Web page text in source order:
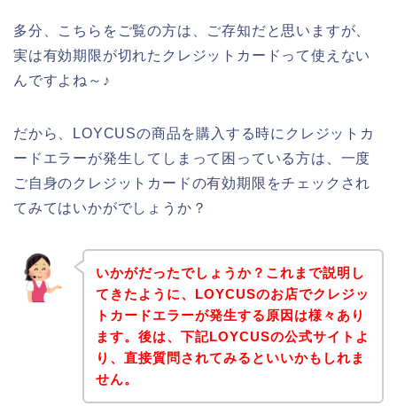
多分、こちらをご覧の方は、ご存知だと思いますが、
実は有効期限が切れたクレジットカードって使えない
んですよね～♪
だから、LOYCUSの商品を購入する時にクレジットカ
ードエラーが発生してしまって困っている方は、一度
ご自身のクレジットカードの有効期限をチェックされ
てみてはいかがでしょうか？
いかがだったでしょうか？これまで説明し
てきたように、LOYCUSのお店でクレジッ
トカードエラーが発生する原因は様々あり
ます。後は、下記LOYCUSの公式サイトよ
り、直接質問されてみるといいかもしれま
せん。